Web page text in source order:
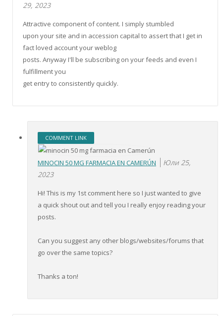
29, 2023
Attractive component of content. I simply stumbled
upon your site and in accession capital to assert that I get in
fact loved account your weblog
posts. Anyway I'll be subscribing on your feeds and even I
fulfillment you
get entry to consistently quickly.
COMMENT LINK
MINOCIN 50 MG FARMACIA EN CAMERÚN
Юли 25,
2023
Hi! This is my 1st comment here so I just wanted to give
a quick shout out and tell you I really enjoy reading your
posts.
Can you suggest any other blogs/websites/forums that
go over the same topics?
Thanks a ton!